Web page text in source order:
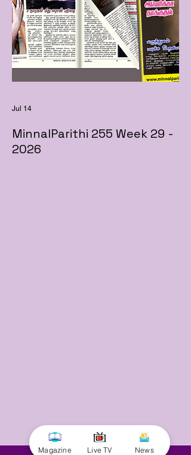
MinnalParithi 255 Week 29 -
2026
Jul 14
Magazine Live TV News